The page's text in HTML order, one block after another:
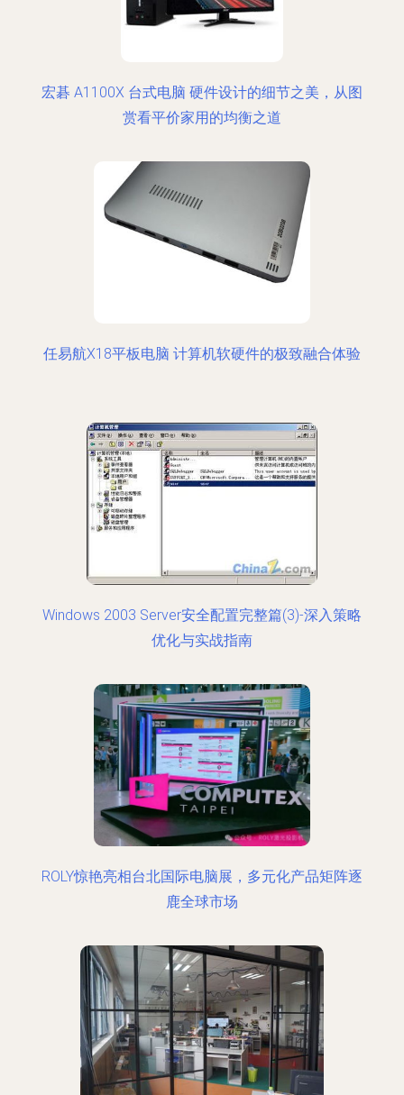
宏碁 A1100X 台式电脑 硬件设计的细节之美，从图
赏看平价家用的均衡之道
任易航X18平板电脑 计算机软硬件的极致融合体验
Windows 2003 Server安全配置完整篇(3)-深入策略
优化与实战指南
ROLY惊艳亮相台北国际电脑展，多元化产品矩阵逐
鹿全球市场